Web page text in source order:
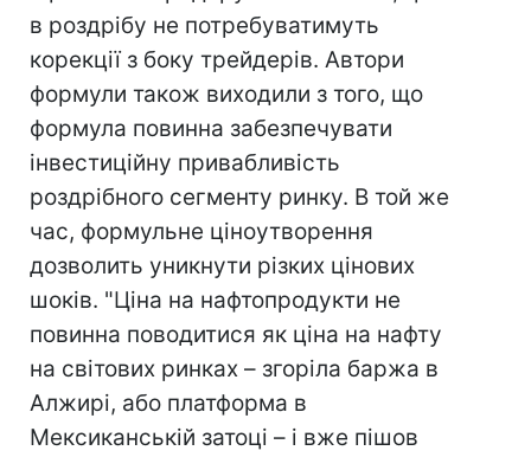
в роздрібу не потребуватимуть
корекції з боку трейдерів. Автори
формули також виходили з того, що
формула повинна забезпечувати
інвестиційну привабливість
роздрібного сегменту ринку. В той же
час, формульне ціноутворення
дозволить уникнути різких цінових
шоків. "Ціна на нафтопродукти не
повинна поводитися як ціна на нафту
на світових ринках – згоріла баржа в
Алжирі, або платформа в
Мексиканській затоці – і вже пішов